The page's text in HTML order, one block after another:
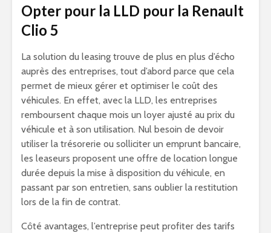
Opter pour la LLD pour la Renault
Clio 5
La solution du leasing trouve de plus en plus d’écho
auprès des entreprises, tout d’abord parce que cela
permet de mieux gérer et optimiser le coût des
véhicules. En effet, avec la LLD, les entreprises
remboursent chaque mois un loyer ajusté au prix du
véhicule et à son utilisation. Nul besoin de devoir
utiliser la trésorerie ou solliciter un emprunt bancaire,
les leaseurs proposent une offre de location longue
durée depuis la mise à disposition du véhicule, en
passant par son entretien, sans oublier la restitution
lors de la fin de contrat.
Côté avantages, l’entreprise peut profiter des tarifs